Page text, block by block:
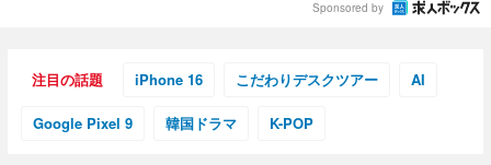
Sponsored by
注目の話題 iPhone 16 こだわりデスクツアー AI
Google Pixel 9 韓国ドラマ K-POP